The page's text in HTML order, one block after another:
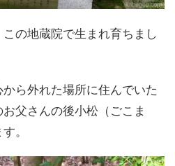
の地蔵院で生まれ育ちまし
ら外れた場所に住んでいた
父さんの後小松（ごこま
。